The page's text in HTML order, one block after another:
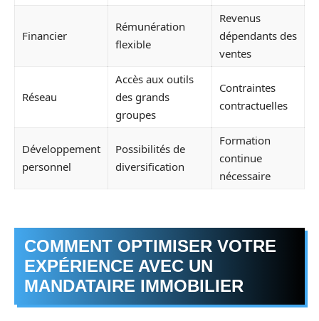
Financier
Rémunération
flexible
Revenus
dépendants des
ventes
Réseau
Accès aux outils
des grands
groupes
Contraintes
contractuelles
Développement
personnel
Possibilités de
diversification
Formation
continue
nécessaire
COMMENT OPTIMISER VOTRE
EXPÉRIENCE AVEC UN
MANDATAIRE IMMOBILIER